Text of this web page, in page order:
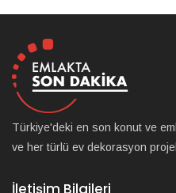
Türkiye'deki en son konut ve
ve her türlü ev dekorasyon
İletişim Bilgileri